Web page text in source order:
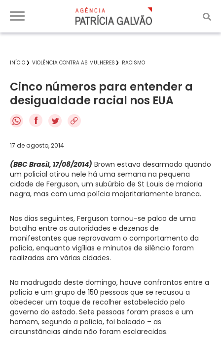
INÍCIO VIOLÊNCIA CONTRA AS MULHERES RACISMO
Cinco números para entender a
desigualdade racial nos EUA
f
17 de agosto, 2014
(BBC Brasil, 17/08/2014) Brown estava desarmado quando
um policial atirou nele há uma semana na pequena
cidade de Ferguson, um subúrbio de St Louis de maioria
negra, mas com uma polícia majoritariamente branca.
Nos dias seguintes, Ferguson tornou-se palco de uma
batalha entre as autoridades e dezenas de
manifestantes que reprovavam o comportamento da
polícia, enquanto vigílias e minutos de silêncio foram
realizadas em várias cidades.
Na madrugada deste domingo, houve confrontos entre a
polícia e um grupo de 150 pessoas que se recusou a
obedecer um toque de recolher estabelecido pelo
governo do estado. Sete pessoas foram presas e um
homem, segundo a polícia, foi baleado – as
circunstâncias ainda não foram esclarecidas.